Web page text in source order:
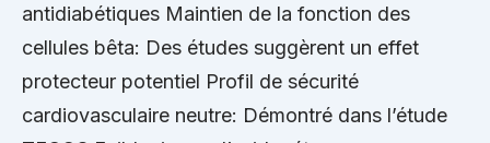
antidiabétiques Maintien de la fonction des
cellules bêta: Des études suggèrent un effet
protecteur potentiel Profil de sécurité
cardiovasculaire neutre: Démontré dans l’étude